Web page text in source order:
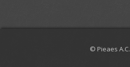
© Pieaes A.C.